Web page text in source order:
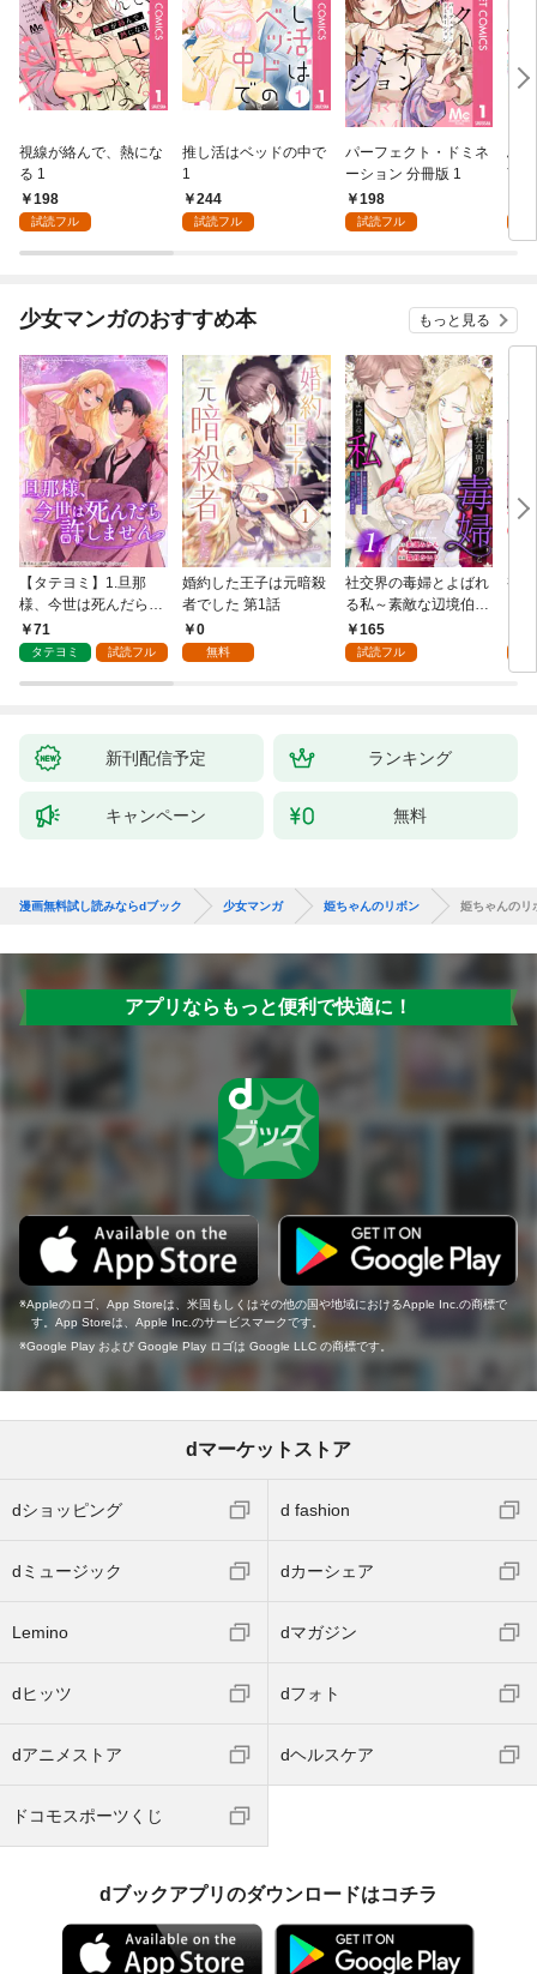
視線が絡んで、熱にな
る 1
198
試読フル
推し活はベッドの中で
1
244
試読フル
パーフェクト・ドミネ
ーション 分冊版 1
198
試読フル
ふ
言
少女マンガのおすすめ本 もっと見る
【タテヨミ】1.旦那
様、今世は死んだら許
しません
71
タテヨミ 試読フル
婚約した王子は元暗殺
者でした 第1話
0
無料
社交界の毒婦とよばれ
る私～素敵な辺境伯令
息に腕を折られたの
で、責任とってもらい
165
試読フル
視
新刊配信予定 ランキング
キャンペーン 無料
漫画無料試し読みならdブック 少女マンガ 姫ちゃんのリボン 姫ちゃんのリ
アプリならもっと便利で快適に！
Appleのロゴ、App Storeは、米国もしくはその他の国や地域におけるApple Inc.の商標で
す。App Storeは、Apple Inc.のサービスマークです。
Google Play および Google Play ロゴは Google LLC の商標です。
dマーケットストア
dショッピング d fashion
dミュージック dカーシェア
Lemino dマガジン
dヒッツ dフォト
dアニメストア dヘルスケア
ドコモスポーツくじ
dブックアプリのダウンロードはコチラ